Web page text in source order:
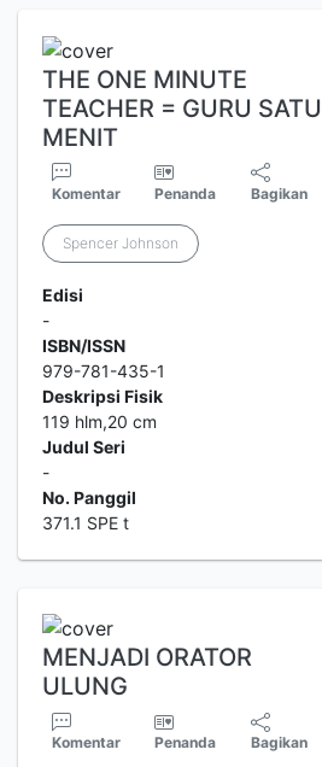
THE ONE MINUTE
TEACHER = GURU SATU
MENIT
Komentar Penanda Bagikan
Spencer Johnson
Edisi
-
ISBN/ISSN
979-781-435-1
Deskripsi Fisik
119 hlm,20 cm
Judul Seri
-
No. Panggil
371.1 SPE t
MENJADI ORATOR
ULUNG
Komentar Penanda Bagikan